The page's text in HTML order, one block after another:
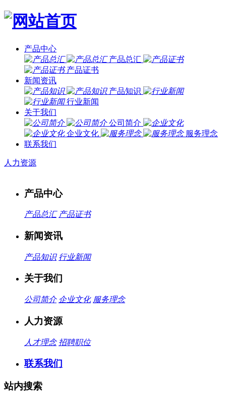
产品中心
产品总汇
产品证书
新闻资讯
产品知识
行业新闻
关于我们
公司简介
企业文化
服务理念
联系我们
人力资源
产品中心
产品总汇 产品证书
新闻资讯
产品知识 行业新闻
关于我们
公司简介 企业文化 服务理念
人力资源
人才理念 招聘职位
联系我们
站内搜索